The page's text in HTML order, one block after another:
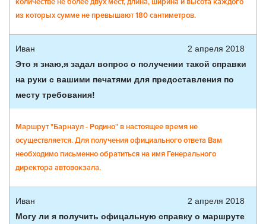
из которых сумме не превышают 180 сантиметров.
Иван
2 апреля 2018
Это я знаю,я задал вопрос о получении такой справки
на руки с вашими печатями для предоставления по
месту требования!
Маршрут "Барнаул - Родино" в настоящее время не
осуществляется. Для получения официального ответа Вам
необходимо письменно обратиться на имя Генерального
директора автовокзала.
Иван
2 апреля 2018
Могу ли я получить офицальную справку о маршруте